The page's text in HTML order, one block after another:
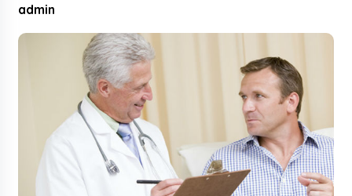
admin